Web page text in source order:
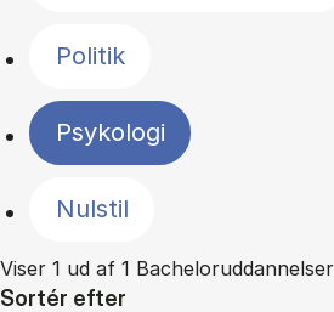
Politik
Psykologi
Nulstil
Viser 1 ud af 1 Bacheloruddannelser
Sortér efter